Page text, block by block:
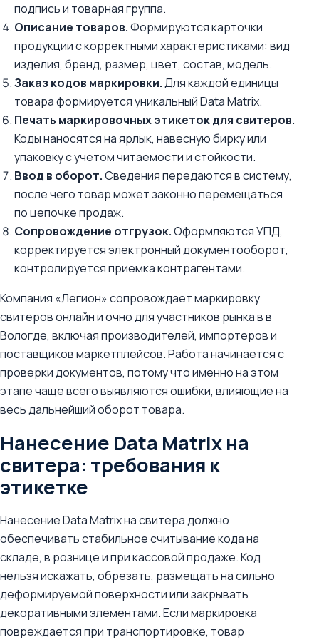
подпись и товарная группа.
Описание товаров.Формируются карточки
продукции с корректными характеристиками: вид
изделия, бренд, размер, цвет, состав, модель.
Заказ кодов маркировки.Для каждой единицы
товара формируется уникальный Data Matrix.
Печать маркировочных этикеток для свитеров.
Коды наносятся на ярлык, навесную бирку или
упаковку с учетом читаемости и стойкости.
Ввод в оборот.Сведения передаются в систему,
после чего товар может законно перемещаться
по цепочке продаж.
Сопровождение отгрузок.Оформляются УПД,
корректируется электронный документооборот,
контролируется приемка контрагентами.
Компания «Легион» сопровождает маркировку
свитеров онлайн и очно для участников рынка в в
Вологде, включая производителей, импортеров и
поставщиков маркетплейсов. Работа начинается с
проверки документов, потому что именно на этом
этапе чаще всего выявляются ошибки, влияющие на
весь дальнейший оборот товара.
Нанесение Data Matrix на
свитера: требования к
этикетке
Нанесение Data Matrix на свитера должно
обеспечивать стабильное считывание кода на
складе, в рознице и при кассовой продаже. Код
нельзя искажать, обрезать, размещать на сильно
деформируемой поверхности или закрывать
декоративными элементами. Если маркировка
повреждается при транспортировке, товар